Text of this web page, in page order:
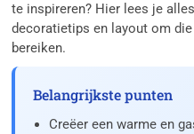
te inspireren? Hier lees je
decoratietips en layout om
bereiken.
Belangrijkste punten
Creëer een warme en